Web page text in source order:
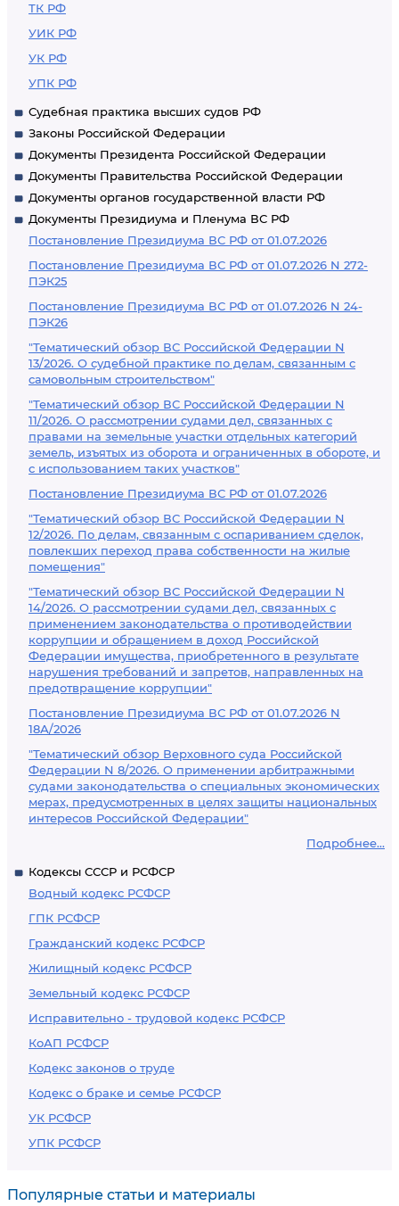
ТК РФ
УИК РФ
УК РФ
УПК РФ
Судебная практика высших судов РФ
Законы Российской Федерации
Документы Президента Российской Федерации
Документы Правительства Российской Федерации
Документы органов государственной власти РФ
Документы Президиума и Пленума ВС РФ
Постановление Президиума ВС РФ от 01.07.2026
Постановление Президиума ВС РФ от 01.07.2026 N 272-
ПЭК25
Постановление Президиума ВС РФ от 01.07.2026 N 24-
ПЭК26
"Тематический обзор ВС Российской Федерации N
13/2026. О судебной практике по делам, связанным с
самовольным строительством"
"Тематический обзор ВС Российской Федерации N
11/2026. О рассмотрении судами дел, связанных с
правами на земельные участки отдельных категорий
земель, изъятых из оборота и ограниченных в обороте, и
с использованием таких участков"
Постановление Президиума ВС РФ от 01.07.2026
"Тематический обзор ВС Российской Федерации N
12/2026. По делам, связанным с оспариванием сделок,
повлекших переход права собственности на жилые
помещения"
"Тематический обзор ВС Российской Федерации N
14/2026. О рассмотрении судами дел, связанных с
применением законодательства о противодействии
коррупции и обращением в доход Российской
Федерации имущества, приобретенного в результате
нарушения требований и запретов, направленных на
предотвращение коррупции"
Постановление Президиума ВС РФ от 01.07.2026 N
18А/2026
"Тематический обзор Верховного суда Российской
Федерации N 8/2026. О применении арбитражными
судами законодательства о специальных экономических
мерах, предусмотренных в целях защиты национальных
интересов Российской Федерации"
Подробнее...
Кодексы СССР и РСФСР
Водный кодекс РСФСР
ГПК РСФСР
Гражданский кодекс РСФСР
Жилищный кодекс РСФСР
Земельный кодекс РСФСР
Исправительно - трудовой кодекс РСФСР
КоАП РСФСР
Кодекс законов о труде
Кодекс о браке и семье РСФСР
УК РСФСР
УПК РСФСР
Популярные статьи и материалы